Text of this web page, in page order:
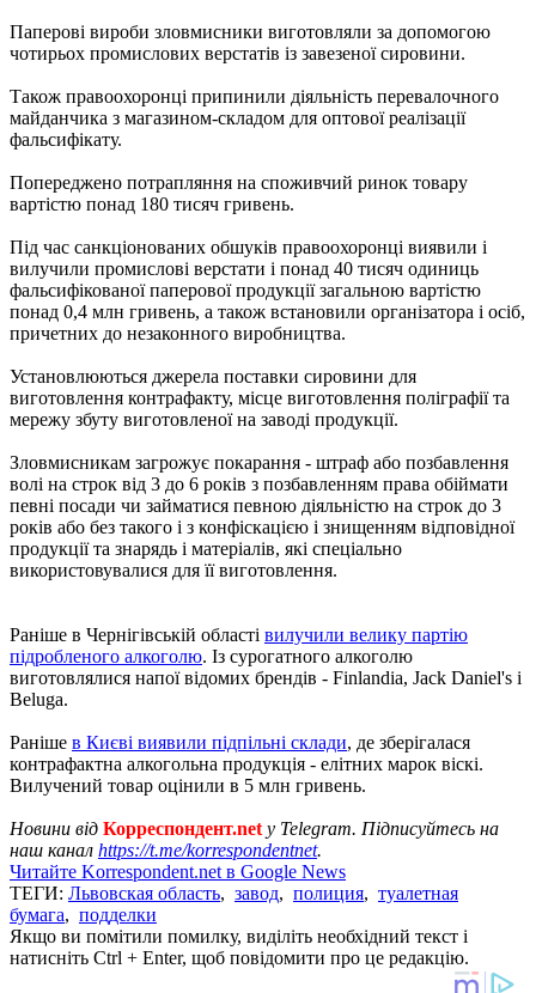
Паперові вироби зловмисники виготовляли за допомогою
чотирьох промислових верстатів із завезеної сировини.
Також правоохоронці припинили діяльність перевалочного
майданчика з магазином-складом для оптової реалізації
фальсифікату.
Попереджено потрапляння на споживчий ринок товару
вартістю понад 180 тисяч гривень.
Під час санкціонованих обшуків правоохоронці виявили і
вилучили промислові верстати і понад 40 тисяч одиниць
фальсифікованої паперової продукції загальною вартістю
понад 0,4 млн гривень, а також встановили організатора і осіб,
причетних до незаконного виробництва.
Установлюються джерела поставки сировини для
виготовлення контрафакту, місце виготовлення поліграфії та
мережу збуту виготовленої на заводі продукції.
Зловмисникам загрожує покарання - штраф або позбавлення
волі на строк від 3 до 6 років з позбавленням права обіймати
певні посади чи займатися певною діяльністю на строк до 3
років або без такого і з конфіскацією і знищенням відповідної
продукції та знарядь і матеріалів, які спеціально
використовувалися для її виготовлення.
Раніше в Чернігівській області вилучили велику партію
підробленого алкоголю. Із сурогатного алкоголю
виготовлялися напої відомих брендів - Finlandia, Jack Daniel's і
Beluga.
Раніше в Києві виявили підпільні склади, де зберігалася
контрафактна алкогольна продукція - елітних марок віскі.
Вилучений товар оцінили в 5 млн гривень.
Новини від Корреспондент.net у Telegram. Підписуйтесь на
наш канал https://t.me/korrespondentnet.
Читайте Korrespondent.net в Google News
ТЕГИ: Львовская область, завод, полиция, туалетная
бумага, подделки
Якщо ви помітили помилку, виділіть необхідний текст і
натисніть Ctrl + Enter, щоб повідомити про це редакцію.